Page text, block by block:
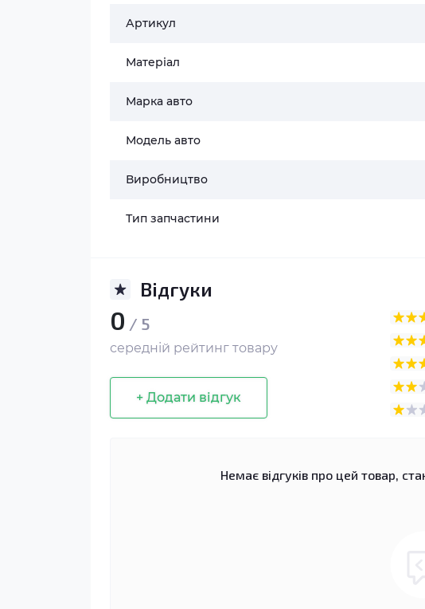
Артикул
Матеріал
Марка авто
Модель авто
Виробництво
Тип запчастини
Відгуки
0 / 5
середній рейтинг товару
+ Додати відгук
Немає відгуків про цей товар,